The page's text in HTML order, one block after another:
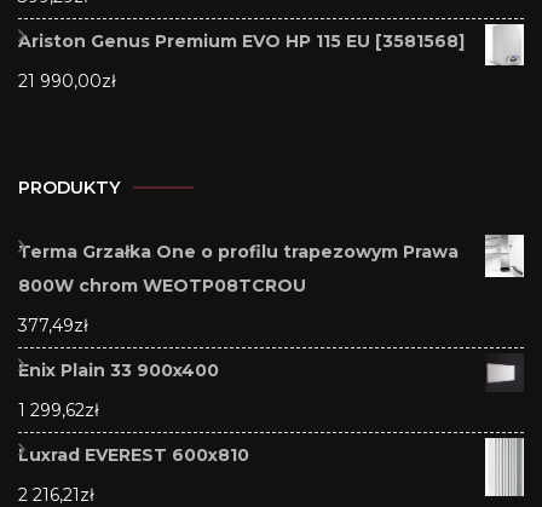
Ariston Genus Premium EVO HP 115 EU [3581568]
21 990,00zł
PRODUKTY
Terma Grzałka One o profilu trapezowym Prawa
800W chrom WEOTP08TCROU
377,49zł
Enix Plain 33 900x400
1 299,62zł
Luxrad EVEREST 600x810
2 216,21zł